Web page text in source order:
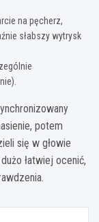
na pęcherz,
słabszy wytrysk
potem
się w głowie
łatwiej ocenić,